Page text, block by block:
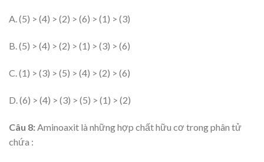
A. (5) > (4) > (2) > (6) > (1) > (3)
B. (5) > (4) > (2) > (1) > (3) > (6)
C. (1) > (3) > (5) > (4) > (2) > (6)
D. (6) > (4) > (3) > (5) > (1) > (2)
Câu 8: Aminoaxit là những hợp chất hữu cơ trong phân tử
chứa :